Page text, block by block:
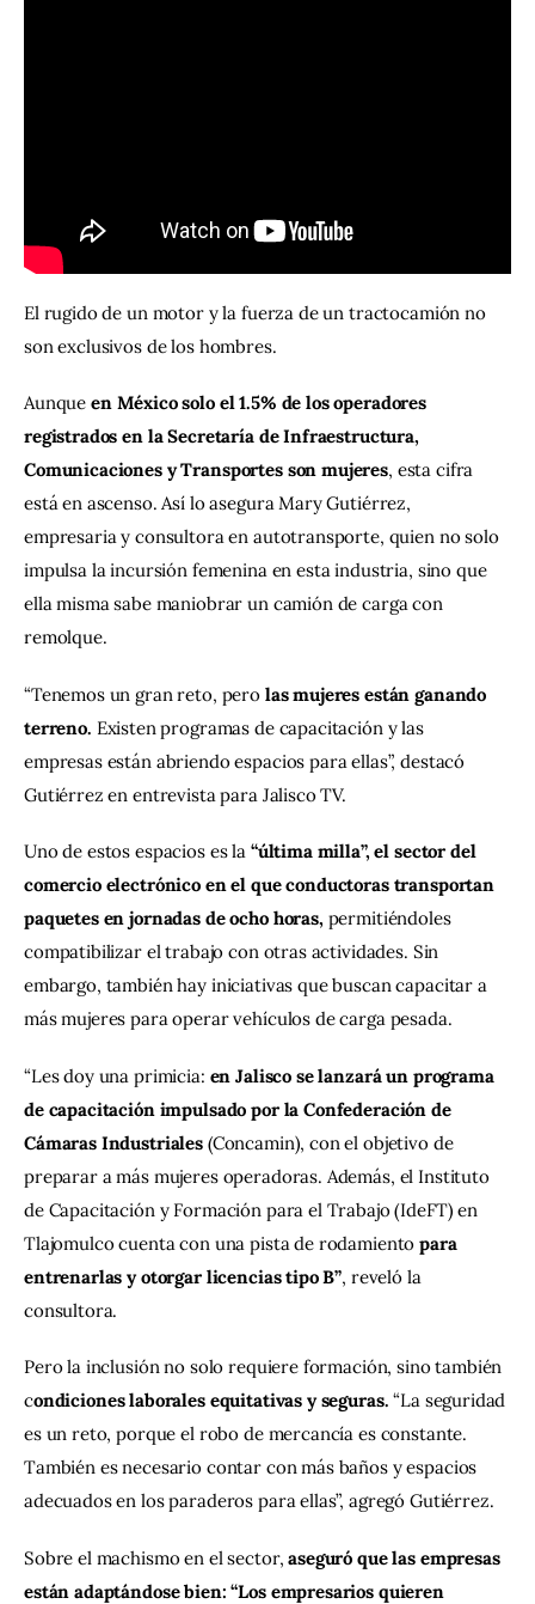
El rugido de un motor y la fuerza de un tractocamión no
son exclusivos de los hombres.
Aunque en México solo el 1.5% de los operadores
registrados en la Secretaría de Infraestructura,
Comunicaciones y Transportes son mujeres, esta cifra
está en ascenso. Así lo asegura Mary Gutiérrez,
empresaria y consultora en autotransporte, quien no solo
impulsa la incursión femenina en esta industria, sino que
ella misma sabe maniobrar un camión de carga con
remolque.
“Tenemos un gran reto, pero las mujeres están ganando
terreno. Existen programas de capacitación y las
empresas están abriendo espacios para ellas”, destacó
Gutiérrez en entrevista para Jalisco TV.
Uno de estos espacios es la “última milla”, el sector del
comercio electrónico en el que conductoras transportan
paquetes en jornadas de ocho horas, permitiéndoles
compatibilizar el trabajo con otras actividades. Sin
embargo, también hay iniciativas que buscan capacitar a
más mujeres para operar vehículos de carga pesada.
“Les doy una primicia: en Jalisco se lanzará un programa
de capacitación impulsado por la Confederación de
Cámaras Industriales (Concamin), con el objetivo de
preparar a más mujeres operadoras. Además, el Instituto
de Capacitación y Formación para el Trabajo (IdeFT) en
Tlajomulco cuenta con una pista de rodamiento para
entrenarlas y otorgar licencias tipo B”, reveló la
consultora.
Pero la inclusión no solo requiere formación, sino también
condiciones laborales equitativas y seguras. “La seguridad
es un reto, porque el robo de mercancía es constante.
También es necesario contar con más baños y espacios
adecuados en los paraderos para ellas”, agregó Gutiérrez.
Sobre el machismo en el sector, aseguró que las empresas
están adaptándose bien: “Los empresarios quieren